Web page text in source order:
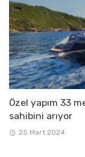
Özel yapım 33
sahibini arıyor
25 Mart 2024